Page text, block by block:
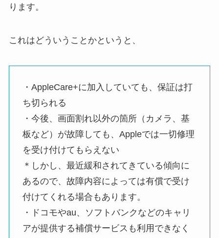
ります。
これはどういうことかというと、
・AppleCare+に加入していても、保証は打
ち切られる
・今後、画面割れ以外の箇所（カメラ、基
板など）が故障しても、Appleでは一切修理
を受け付けてもらえない
＊しかし、最近緩和されてきている傾向に
あるので、故障内容によっては有償で受け
付けてくれる場合もあります。
・ドコモやau、ソフトバンクなどのキャリ
アが提供する補償サービスも利用できなく